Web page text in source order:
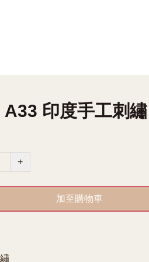
印度手工刺
+
加至購物車